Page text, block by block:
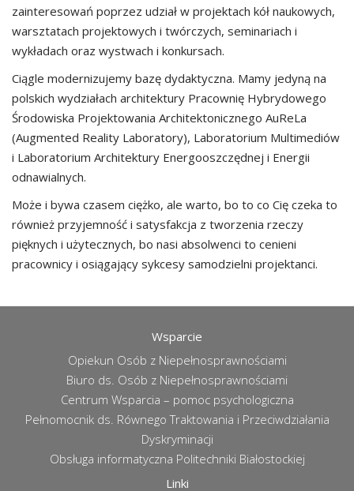
zainteresowań poprzez udział w projektach kół naukowych,
warsztatach projektowych i twórczych, seminariach i
wykładach oraz wystwach i konkursach.
Ciągle modernizujemy bazę dydaktyczna. Mamy jedyną na
polskich wydziałach architektury Pracownię Hybrydowego
Środowiska Projektowania Architektonicznego AuReLa
(Augmented Reality Laboratory), Laboratorium Multimediów
i Laboratorium Architektury Energooszczędnej i Energii
odnawialnych.
Może i bywa czasem ciężko, ale warto, bo to co Cię czeka to
również przyjemność i satysfakcja z tworzenia rzeczy
pięknych i użytecznych, bo nasi absolwenci to cenieni
pracownicy i osiągający sykcesy samodzielni projektanci.
Wsparcie
Opiekun Osób z Niepełnosprawnościami
Biuro ds. Osób z Niepełnosprawnościami
Centrum Wsparcia – pomoc psychologiczna
Pełnomocnik ds. Równego Traktowania i Przeciwdziałania
Dyskryminacji
Obsługa informatyczna Politechniki Białostockiej
Linki